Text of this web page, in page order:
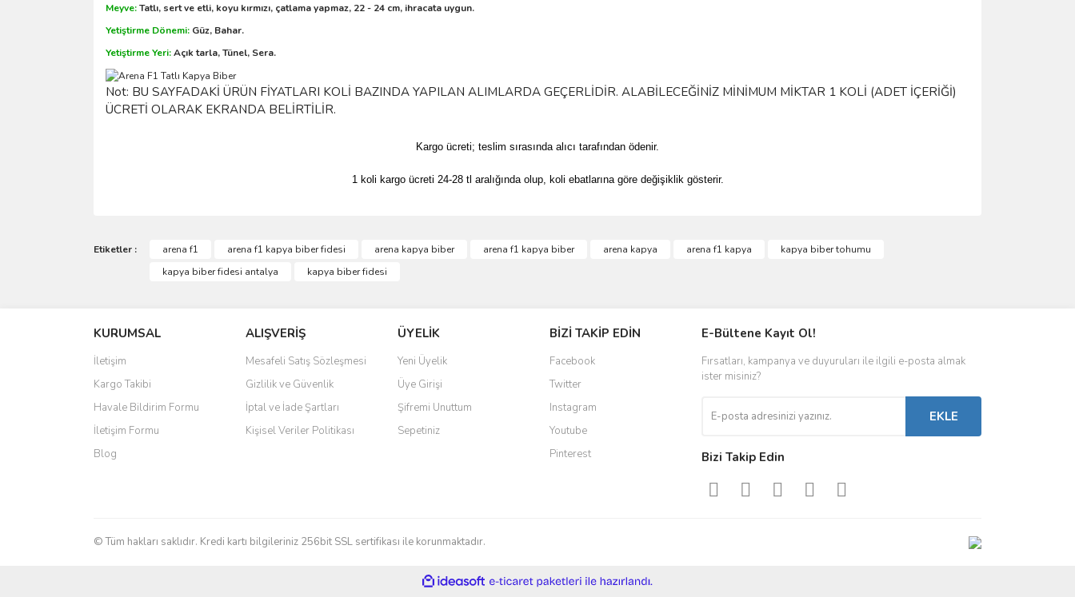
Meyve:Tatlı, sert ve etli, koyu kırmızı, çatlama yapmaz, 22 - 24 cm, ihracata uygun.
Yetiştirme Dönemi: Güz, Bahar.
Yetiştirme Yeri:Açık tarla, Tünel, Sera.
Not: BU SAYFADAKİ ÜRÜN FİYATLARI KOLİ BAZINDA YAPILAN ALIMLARDA GEÇERLİDİR. ALABİLECEĞİNİZ MİNİMUM MİKTAR 1 KOLİ (ADET İÇERİĞİ)
ÜCRETİ OLARAK EKRANDA BELİRTİLİR.
Kargo ücreti; teslim sırasında alıcı tarafından ödenir.
1 koli kargo ücreti 24-28 tl aralığında olup, koli ebatlarına göre değişiklik gösterir.
Etiketler : arena f1 arena f1 kapya biber fidesi arena kapya biber arena f1 kapya biber arena kapya arena f1 kapya
kapya biber tohumu
kapya biber fidesi antalya
kapya biber fidesi
KURUMSAL
İletişim
Kargo Takibi
Havale Bildirim Formu
İletişim Formu
Blog
ALIŞVERİŞ
Mesafeli Satış Sözleşmesi
Gizlilik ve Güvenlik
İptal ve İade Şartları
Kişisel Veriler Politikası
ÜYELİK
Yeni Üyelik
Üye Girişi
Şifremi Unuttum
Sepetiniz
BİZİ TAKİP EDİN
Facebook
Twitter
Instagram
Youtube
Pinterest
E-Bültene Kayıt Ol!
Fırsatları, kampanya ve duyuruları ile ilgili e-posta almak
ister misiniz?
EKLE
Bizi Takip Edin
© Tüm hakları saklıdır. Kredi kartı bilgileriniz 256bit SSL sertifikası ile korunmaktadır.
ideasoft
e-